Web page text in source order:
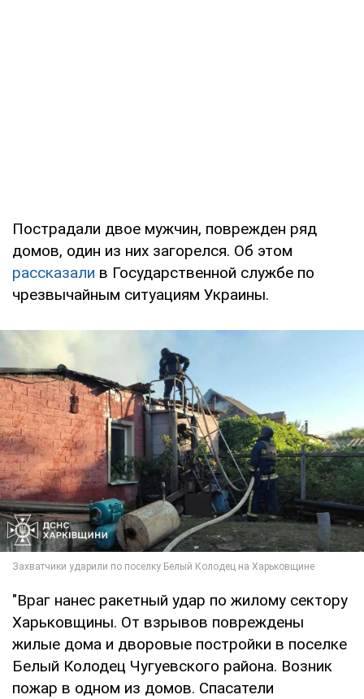
Пострадали двое мужчин, поврежден ряд
домов, один из них загорелся. Об этом
рассказали в Государственной службе по
чрезвычайным ситуациям Украины.
"Враг нанес ракетный удар по жилому сектору
Харьковщины. От взрывов повреждены
жилые дома и дворовые постройки в поселке
Белый Колодец Чугуевского района. Возник
пожар в одном из домов. Спасатели